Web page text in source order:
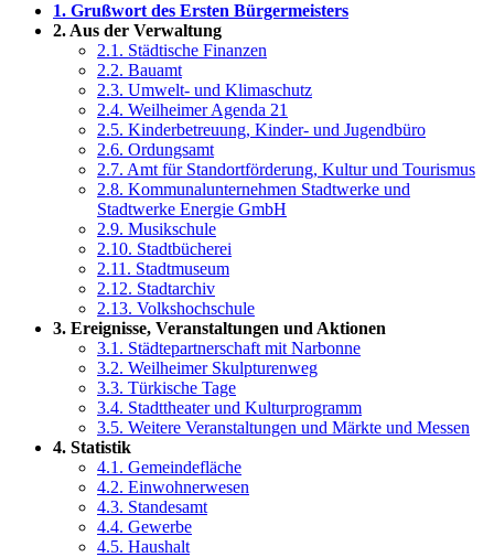
1. Grußwort des Ersten Bürgermeisters
2. Aus der Verwaltung
2.1. Städtische Finanzen
2.2. Bauamt
2.3. Umwelt- und Klimaschutz
2.4. Weilheimer Agenda 21
2.5. Kinderbetreuung, Kinder- und Jugendbüro
2.6. Ordungsamt
2.7. Amt für Standortförderung, Kultur und Tourismus
2.8. Kommunalunternehmen Stadtwerke und
Stadtwerke Energie GmbH
2.9. Musikschule
2.10. Stadtbücherei
2.11. Stadtmuseum
2.12. Stadtarchiv
2.13. Volkshochschule
3. Ereignisse, Veranstaltungen und Aktionen
3.1. Städtepartnerschaft mit Narbonne
3.2. Weilheimer Skulpturenweg
3.3. Türkische Tage
3.4. Stadttheater und Kulturprogramm
3.5. Weitere Veranstaltungen und Märkte und Messen
4. Statistik
4.1. Gemeindefläche
4.2. Einwohnerwesen
4.3. Standesamt
4.4. Gewerbe
4.5. Haushalt